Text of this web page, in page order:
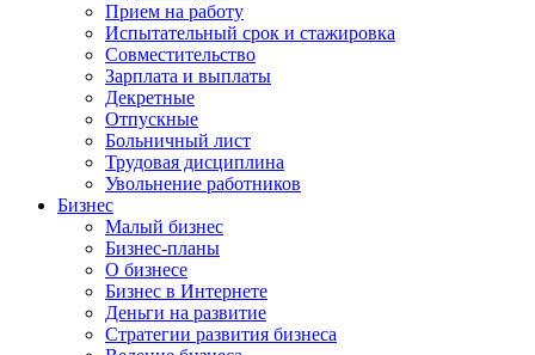
Прием на работу
Испытательный срок и стажировка
Совместительство
Зарплата и выплаты
Декретные
Отпускные
Больничный лист
Трудовая дисциплина
Увольнение работников
Бизнес
Малый бизнес
Бизнес-планы
О бизнесе
Бизнес в Интернете
Деньги на развитие
Стратегии развития бизнеса